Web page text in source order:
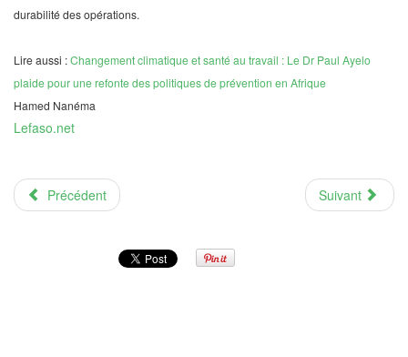
durabilité des opérations.
Lire aussi :Changement climatique et santé au travail : Le Dr Paul Ayelo
plaide pour une refonte des politiques de prévention en Afrique
Hamed Nanéma
Lefaso.net
Précédent Suivant